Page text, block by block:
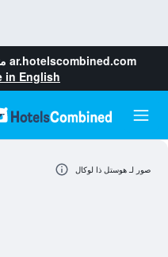
ar.hotelscombined.com
in English
صور لـ هوستل ذا لوكال